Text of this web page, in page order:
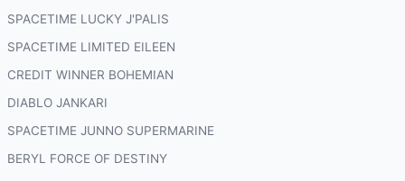
SPACETIME LUCKY J'PALIS
SPACETIME LIMITED EILEEN
CREDIT WINNER BOHEMIAN
DIABLO JANKARI
SPACETIME JUNNO SUPERMARINE
BERYL FORCE OF DESTINY